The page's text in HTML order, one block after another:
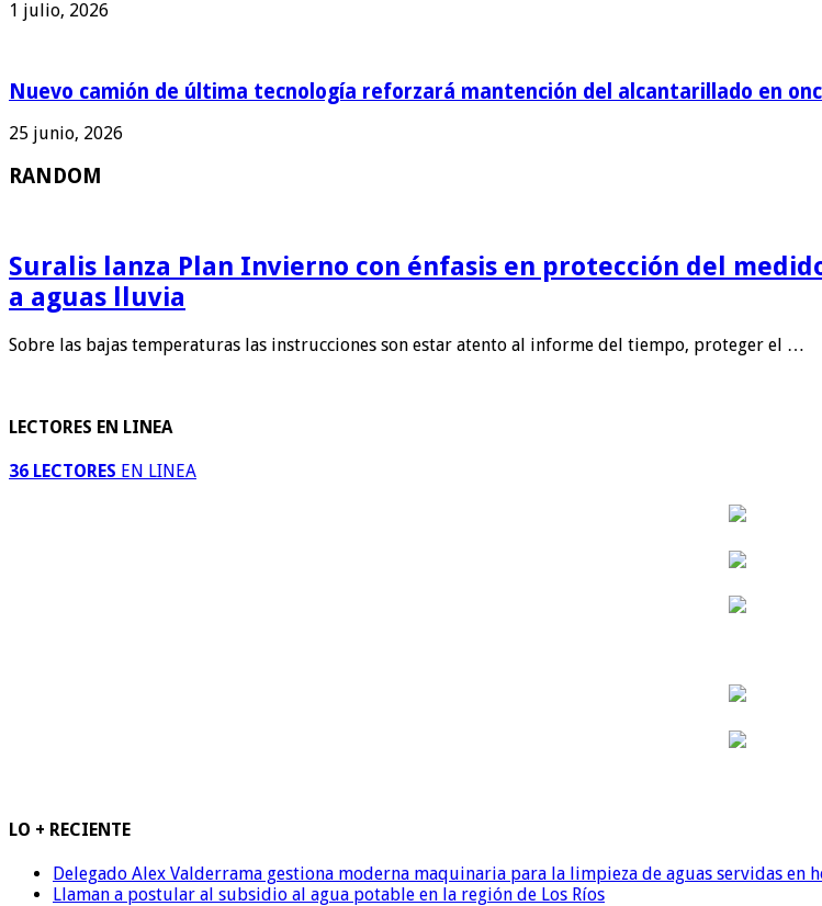
1 julio, 2026
Nuevo camión de última tecnología reforzará mantención del alcantarillado en
25 junio, 2026
RANDOM
Suralis lanza Plan Invierno con énfasis en protección del
a aguas lluvia
Sobre las bajas temperaturas las instrucciones son estar atento al informe del tiempo, proteger el …
LECTORES EN LINEA
36 LECTORES EN LINEA
LO + RECIENTE
Delegado Alex Valderrama gestiona moderna maquinaria para la limpieza de aguas servidas en
Llaman a postular al subsidio al agua potable en la región de Los Ríos